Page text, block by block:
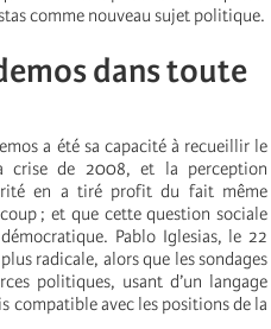
comme nouveau sujet politique.
dans toute
a été sa capacité à recueillir le
crise de 2008, et la perception
en a tiré profit du fait même
; et que cette question sociale
Pablo Iglesias, le 22
radicale, alors que les sondages
politiques, usant d’un langage
compatible avec les positions de la